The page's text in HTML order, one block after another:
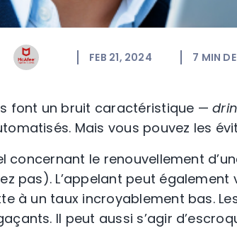
FEB 21, 2024 7 MIN
font un bruit caractéristique —
Mais vous pouvez les
concernant le renouvellement
pas). L’appelant peut
à un taux incroyablement bas.
Il peut aussi s’agir